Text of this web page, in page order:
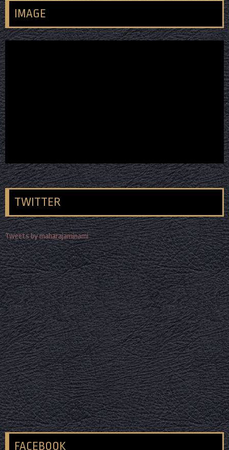
IMAGE
TWITTER
Tweets by maharajaminami
FACEBOOK